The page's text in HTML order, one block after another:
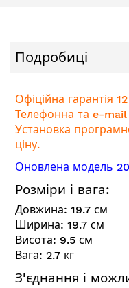
Подробиці
Офіційна гарантія
Телефонна та e-mail
Установка
ціну.
Оновлена модель
Розміри і вага:
Довжина: 19.7 см
Ширина: 19.7 см
Висота: 9.5 см
Вага: 2.7 кг
З'єднання і